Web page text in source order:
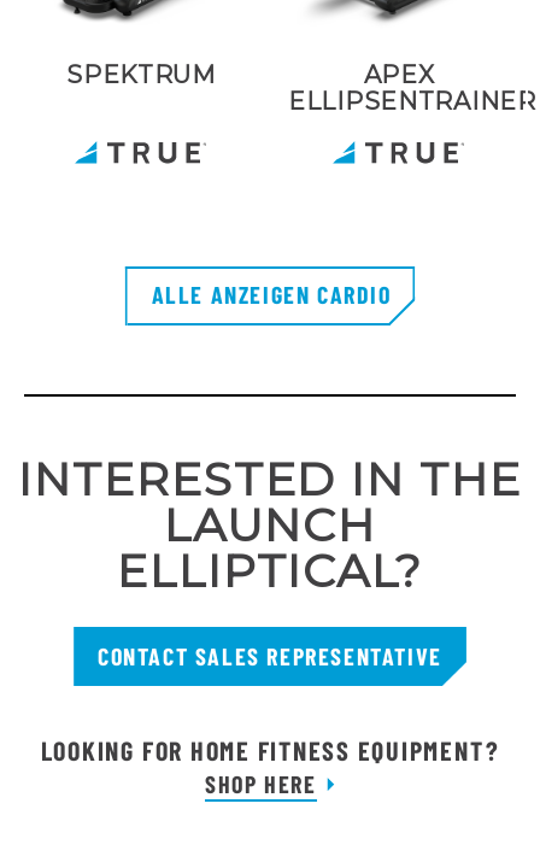
SPEKTRUM
APEX
ELLIPSENTRAINER
ALLE ANZEIGEN CARDIO
INTERESTED IN THE
LAUNCH
ELLIPTICAL?
CONTACT SALES REPRESENTATIVE
LOOKING FOR HOME FITNESS EQUIPMENT?
SHOP HERE